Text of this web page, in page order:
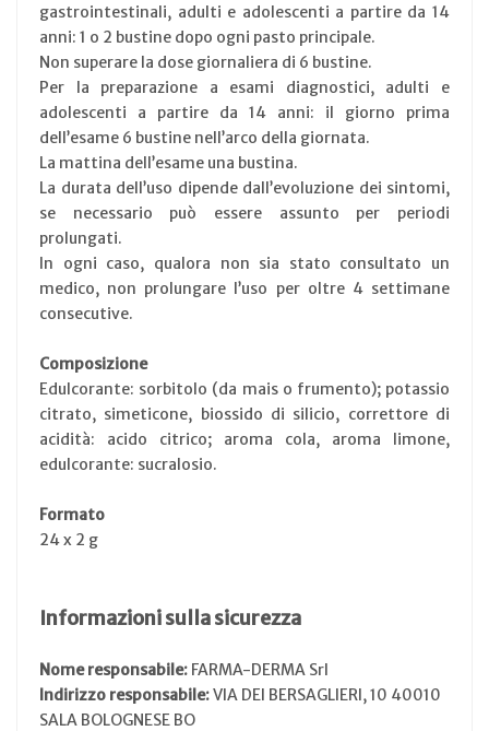
gastrointestinali, adulti e adolescenti a partire da 14
anni: 1 o 2 bustine dopo ogni pasto principale.
Non superare la dose giornaliera di 6 bustine.
Per la preparazione a esami diagnostici, adulti e
adolescenti a partire da 14 anni: il giorno prima
dell’esame 6 bustine nell’arco della giornata.
La mattina dell’esame una bustina.
La durata dell’uso dipende dall’evoluzione dei sintomi,
se necessario può essere assunto per periodi
prolungati.
In ogni caso, qualora non sia stato consultato un
medico, non prolungare l’uso per oltre 4 settimane
consecutive.
Composizione
Edulcorante: sorbitolo (da mais o frumento); potassio
citrato, simeticone, biossido di silicio, correttore di
acidità: acido citrico; aroma cola, aroma limone,
edulcorante: sucralosio.
Formato
24 x 2 g
Informazioni sulla sicurezza
Nome responsabile: FARMA-DERMA Srl
Indirizzo responsabile:VIA DEI BERSAGLIERI, 10 40010
SALA BOLOGNESE BO